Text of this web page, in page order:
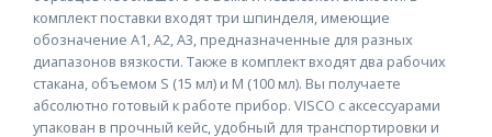
комплект поставки входят три шпинделя, имеющие
обозначение А1, A2, A3, предназначенные для разных
диапазонов вязкости. Также в комплект входят два рабочих
стакана, объемом S (15 мл) и M (100 мл). Вы получаете
абсолютно готовый к работе прибор. VISCO с аксессуарами
упакован в прочный кейс, удобный для транспортировки и